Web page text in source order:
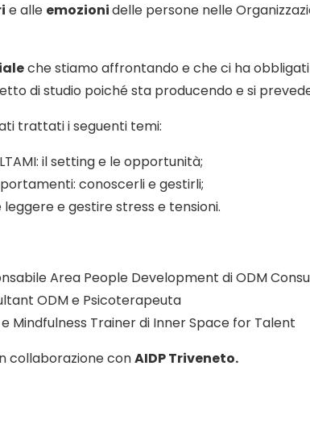
e alle emozionidelle persone nelle
che stiamo affrontando e che ci ha
di studio poiché sta producendo e si
trattati i seguenti temi:
il setting e le opportunità;
conoscerli e gestirli;
e gestire stress e tensioni.
Area People Development di ODM
ODM e Psicoterapeuta
e Mindfulness Trainer di Inner Space for Talent
collaborazione conAIDP Triveneto.